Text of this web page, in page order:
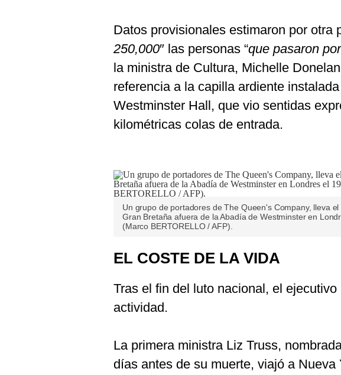
Datos provisionales estimaron por otra
250,000″ las personas “que pasaron
la ministra de Cultura, Michelle
referencia a la capilla ardiente
Westminster Hall, que vio sentidas
kilométricas colas de entrada.
Un grupo de portadores de The Queen's Company, lleva
Gran Bretaña afuera de la Abadía de Westminster en
(Marco BERTORELLO / AFP).
EL COSTE DE LA VIDA
Tras el fin del luto nacional, el
actividad.
La primera ministra Liz Truss,
días antes de su muerte, viajó a Nueva